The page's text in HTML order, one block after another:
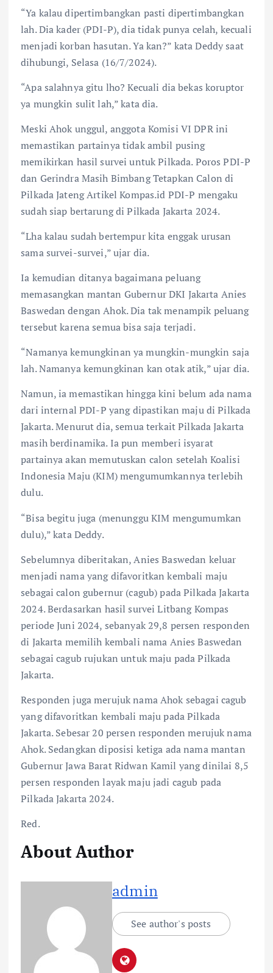
“Ya kalau dipertimbangkan pasti dipertimbangkan
lah. Dia kader (PDI-P), dia tidak punya celah, kecuali
menjadi korban hasutan. Ya kan?” kata Deddy saat
dihubungi, Selasa (16/7/2024).
“Apa salahnya gitu lho? Kecuali dia bekas koruptor
ya mungkin sulit lah,” kata dia.
Meski Ahok unggul, anggota Komisi VI DPR ini
memastikan partainya tidak ambil pusing
memikirkan hasil survei untuk Pilkada. Poros PDI-P
dan Gerindra Masih Bimbang Tetapkan Calon di
Pilkada Jateng Artikel Kompas.id PDI-P mengaku
sudah siap bertarung di Pilkada Jakarta 2024.
“Lha kalau sudah bertempur kita enggak urusan
sama survei-survei,” ujar dia.
Ia kemudian ditanya bagaimana peluang
memasangkan mantan Gubernur DKI Jakarta Anies
Baswedan dengan Ahok. Dia tak menampik peluang
tersebut karena semua bisa saja terjadi.
“Namanya kemungkinan ya mungkin-mungkin saja
lah. Namanya kemungkinan kan otak atik,” ujar dia.
Namun, ia memastikan hingga kini belum ada nama
dari internal PDI-P yang dipastikan maju di Pilkada
Jakarta. Menurut dia, semua terkait Pilkada Jakarta
masih berdinamika. Ia pun memberi isyarat
partainya akan memutuskan calon setelah Koalisi
Indonesia Maju (KIM) mengumumkannya terlebih
dulu.
“Bisa begitu juga (menunggu KIM mengumumkan
dulu),” kata Deddy.
Sebelumnya diberitakan, Anies Baswedan keluar
menjadi nama yang difavoritkan kembali maju
sebagai calon gubernur (cagub) pada Pilkada Jakarta
2024. Berdasarkan hasil survei Litbang Kompas
periode Juni 2024, sebanyak 29,8 persen responden
di Jakarta memilih kembali nama Anies Baswedan
sebagai cagub rujukan untuk maju pada Pilkada
Jakarta.
Responden juga merujuk nama Ahok sebagai cagub
yang difavoritkan kembali maju pada Pilkada
Jakarta. Sebesar 20 persen responden merujuk nama
Ahok. Sedangkan diposisi ketiga ada nama mantan
Gubernur Jawa Barat Ridwan Kamil yang dinilai 8,5
persen responden layak maju jadi cagub pada
Pilkada Jakarta 2024.
Red.
About Author
admin
See author's posts